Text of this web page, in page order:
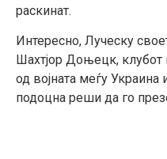
раскинат.
Интересно, Луческу
Шахтјор Доњецк, клубот
од војната меѓу Украина
подоцна реши да го